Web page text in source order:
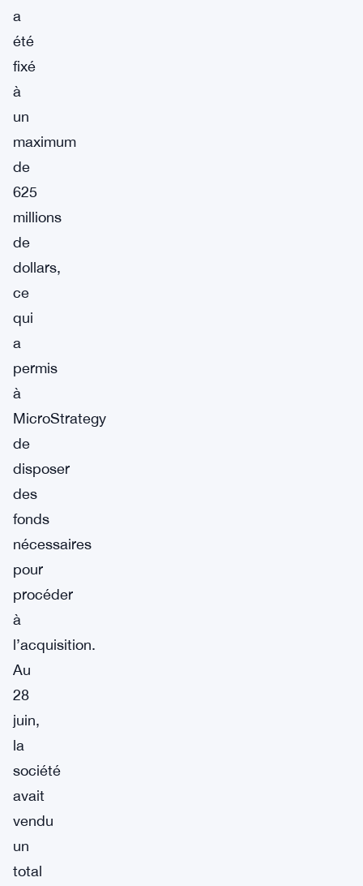
a
été
fixé
à
un
maximum
de
625
millions
de
dollars,
ce
qui
a
permis
à
MicroStrategy
de
disposer
des
fonds
nécessaires
pour
procéder
à
l’acquisition.
Au
28
juin,
la
société
avait
vendu
un
total